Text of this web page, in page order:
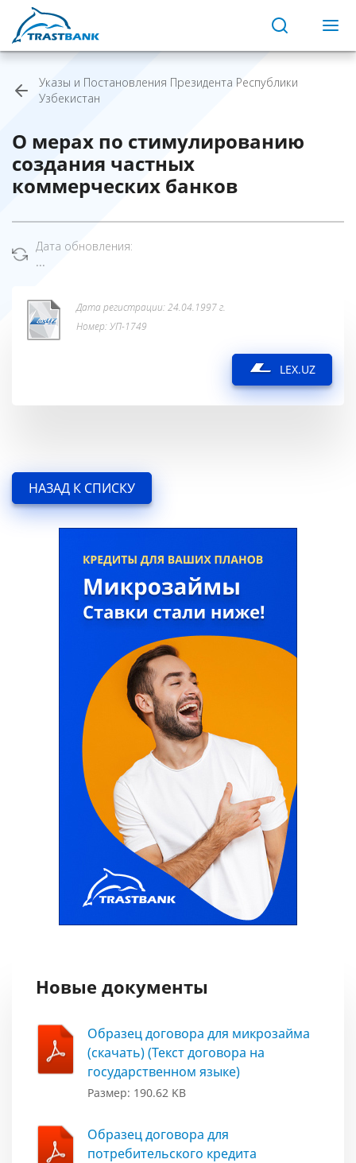
Указы и Постановления Президента Республики
Узбекистан
О мерах по стимулированию
создания частных
коммерческих банков
Дата обновления:
...
Дата регистрации: 24.04.1997 г.
Номер: УП-1749
LEX.UZ
НАЗАД К СПИСКУ
Новые документы
Образец договора для микрозайма
(скачать) (Текст договора на
государственном языке)
Размер: 190.62 KB
Образец договора для
потребительского кредита